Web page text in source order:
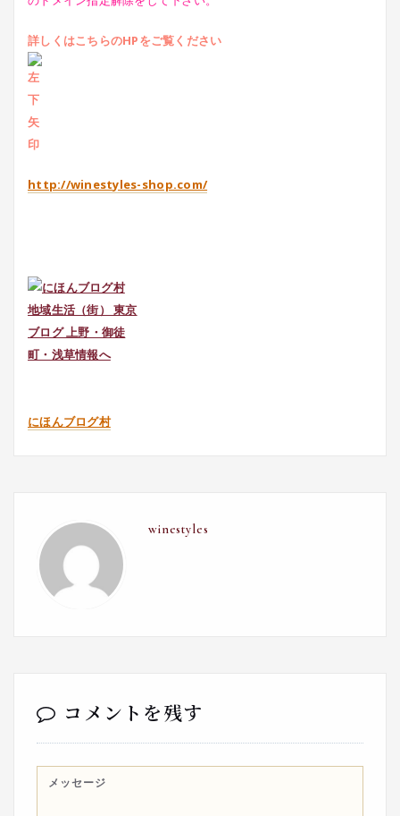
詳しくはこちらのHPをご覧ください
http://winestyles-shop.com/
にほんブログ村
winestyles
コメントを残す